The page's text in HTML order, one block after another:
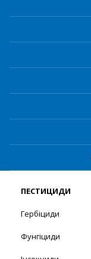
ПЕСТИЦИДИ
Гербіциди
Фунгіциди